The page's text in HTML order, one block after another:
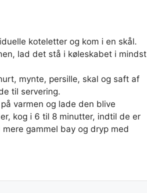
koteletter og kom i en skål.
lad det stå i køleskabet i mindst
mynte, persille, skal og saft af
til servering.
varmen og lade den blive
kog i 6 til 8 minutter, indtil de er
gammel bay og dryp med